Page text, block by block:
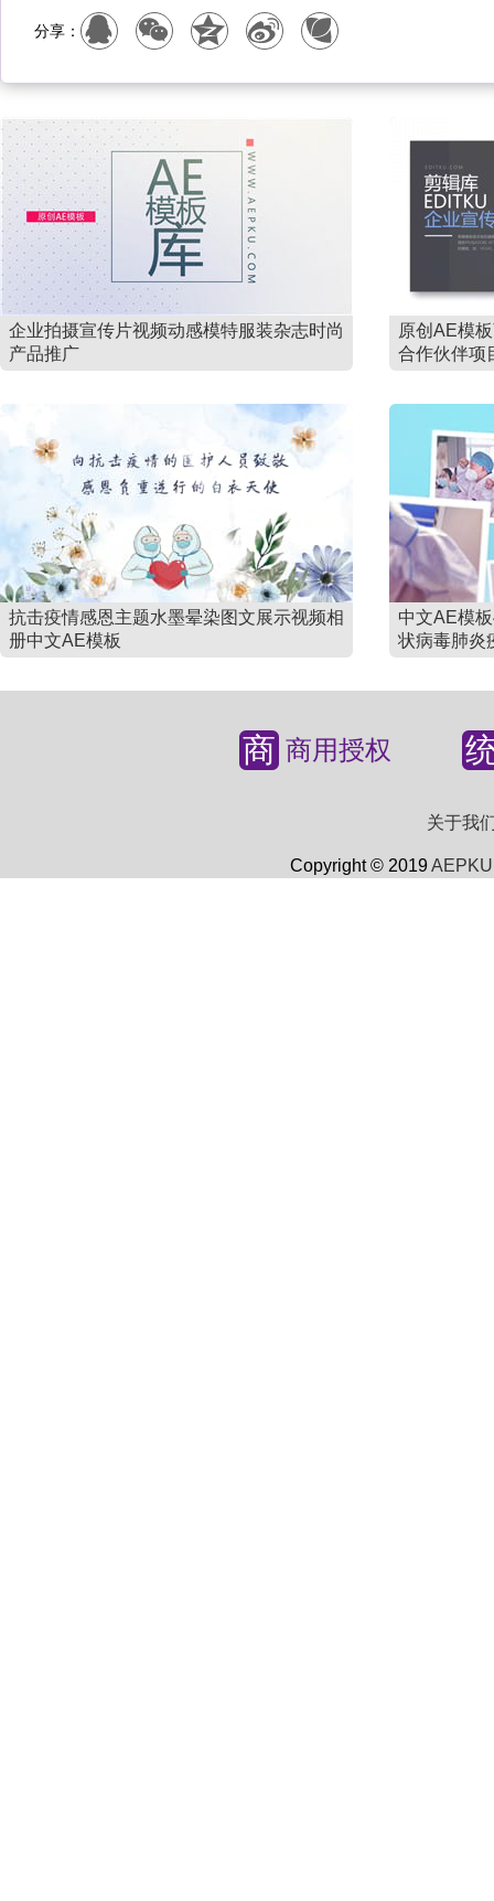
分享：
企业拍摄宣传片视频动感模特服装杂志时尚
产品推广
原创AE模
合作伙伴项
抗击疫情感恩主题水墨晕染图文展示视频相
册中文AE模板
中文AE模
状病毒肺炎
商 商用授权
关于我
Copyright © 2019